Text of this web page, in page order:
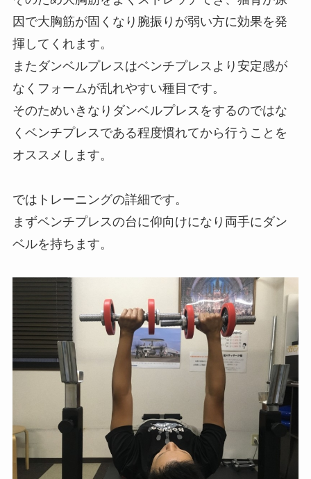
因で大胸筋が固くなり腕振りが弱い方に効果を発
揮してくれます。
またダンベルプレスはベンチプレスより安定感が
なくフォームが乱れやすい種目です。
そのためいきなりダンベルプレスをするのではな
くベンチプレスである程度慣れてから行うことを
オススメします。
ではトレーニングの詳細です。
まずベンチプレスの台に仰向けになり両手にダン
ベルを持ちます。